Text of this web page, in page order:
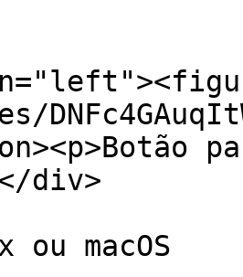
div>
ou macOS